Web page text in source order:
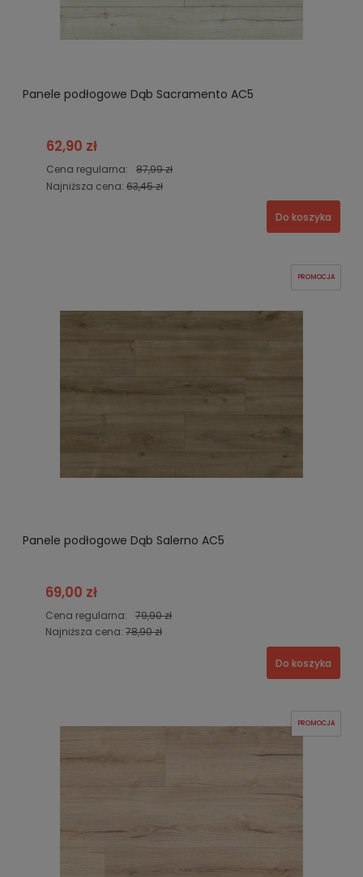
Panele podłogowe Dąb Sacramento AC5
62,90 zł
Cena regularna:
87,99 zł
Najniższa cena: 63,45 zł
Do koszyka
Panele podłogowe Dąb Salerno AC5
69,00 zł
Cena regularna:
79,90 zł
Najniższa cena: 78,90 zł
Do koszyka
PROMOCJA
PROMOCJA